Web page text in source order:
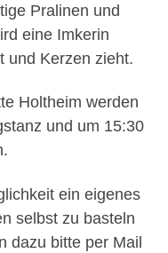
Pralinen und
eine Imkerin
und Kerzen zieht.
Holtheim werden
und um 15:30
ein eigenes
selbst zu basteln
dazu bitte per Mail